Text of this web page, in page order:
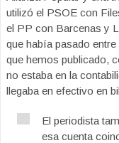
utilizó el PSOE con
el PP con Barcenas y
que había pasado
que hemos publicado,
no estaba en la
llegaba en efectivo en
El periodista
esa cuenta